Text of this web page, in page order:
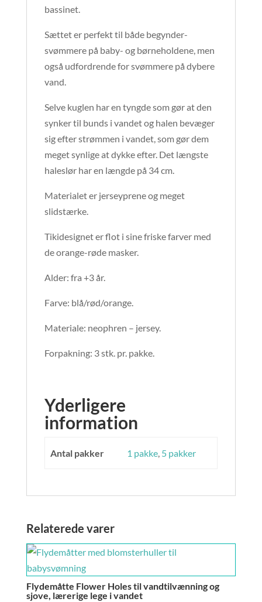
bassinet.
Sættet er perfekt til både begynder-
svømmere på baby- og børneholdene, men
også udfordrende for svømmere på dybere
vand.
Selve kuglen har en tyngde som gør at den
synker til bunds i vandet og halen bevæger
sig efter strømmen i vandet, som gør dem
meget synlige at dykke efter. Det længste
haleslør har en længde på 34 cm.
Materialet er jerseyprene og meget
slidstærke.
Tikidesignet er flot i sine friske farver med
de orange-røde masker.
Alder: fra +3 år.
Farve: blå/rød/orange.
Materiale: neophren – jersey.
Forpakning: 3 stk. pr. pakke.
Yderligere
information
Antal pakker 1 pakke, 5 pakker
Relaterede varer
Flydemåtte Flower Holes til vandtilvænning og
sjove, lærerige lege i vandet